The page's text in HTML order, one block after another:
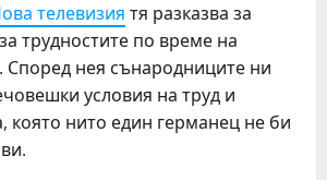
телевизия тя разказва за
трудностите по време на
Според нея сънародниците ни
условия на труд и
която нито един германец не би